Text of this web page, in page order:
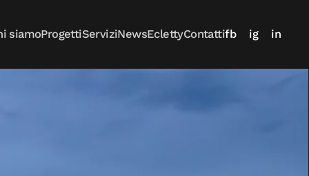
siamoProgettiServiziNewsEclettyContattifb ig in